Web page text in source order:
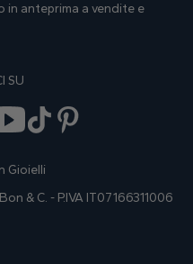
in anteprima a vendite e
SU
Gioielli
& C. - P.IVA IT07166311006